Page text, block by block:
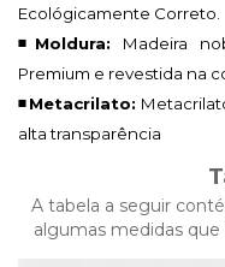
Ecológicamente Correto.
◾Moldura: Madeira
Premium e revestida na
◾Metacrilato:
alta transparência
A tabela a seguir
algumas medidas que